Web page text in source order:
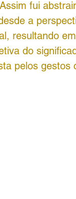
fui
a
resultando
do
pelos gestos